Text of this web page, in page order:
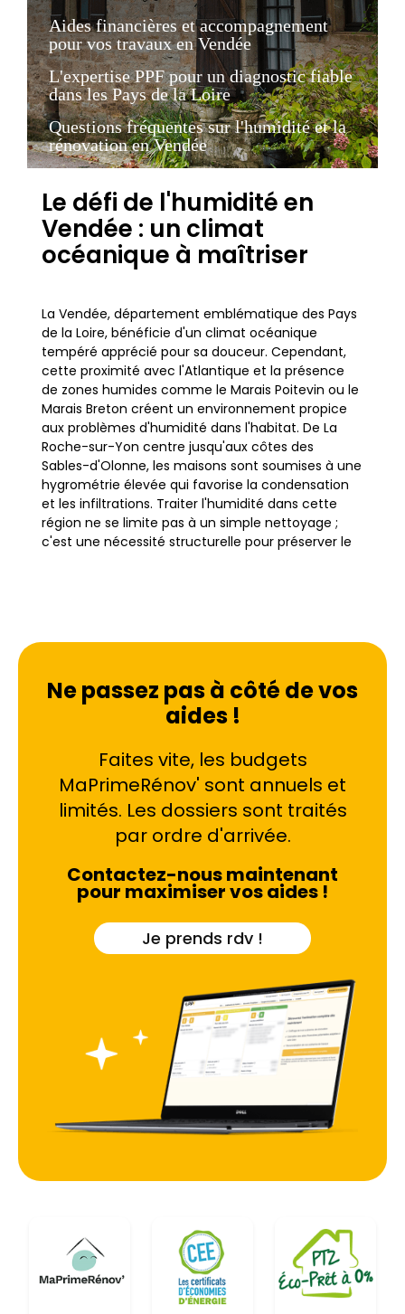
Aides financières et accompagnement
pour vos travaux en Vendée
L'expertise PPF pour un diagnostic fiable
dans les Pays de la Loire
Questions fréquentes sur l'humidité et la
rénovation en Vendée
Le défi de l'humidité en
Vendée : un climat
océanique à maîtriser
La Vendée, département emblématique des Pays
de la Loire, bénéficie d'un climat océanique
tempéré apprécié pour sa douceur. Cependant,
cette proximité avec l'Atlantique et la présence
de zones humides comme le Marais Poitevin ou le
Marais Breton créent un environnement propice
aux problèmes d'humidité dans l'habitat. De La
Roche-sur-Yon centre jusqu'aux côtes des
Sables-d'Olonne, les maisons sont soumises à une
hygrométrie élevée qui favorise la condensation
et les infiltrations. Traiter l'humidité dans cette
région ne se limite pas à un simple nettoyage ;
c'est une nécessité structurelle pour préserver le
les îles de Noirmoutier et d'Yeu, accentuent
chargé en eau. Cette saturation atmosphérique
pénètre les pores des matériaux de construction
traditionnels. Sans un traitement humidité adapté,
dégradation rapide des façades et des intérieurs.
Comprendre l'origine du mal est la première étape
: qu'il s'agisse de remontées capillaires dues à un
sol gorgé d'eau ou de condensation liée à une
ventilation insuffisante, chaque symptôme exige
une réponse technique précise.
Ne passez pas à côté de vos
aides !
Faites vite, les budgets
MaPrimeRénov' sont annuels et
limités. Les dossiers sont traités
par ordre d'arrivée.
Contactez-nous maintenant
pour maximiser vos aides !
Je prends rdv !